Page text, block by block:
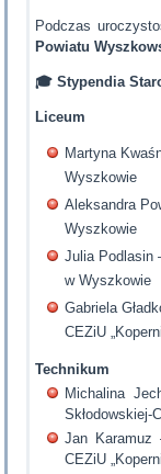
Podczas
Powiatu
🎓 Stypendia
Liceum
Martyna
Wyszkowie
Aleksandra
Wyszkowie
Julia Podlasin
w Wyszkowie
Gabriela
CEZiU
Technikum
Michalina
Skłodowskiej-
Jan Karamuz
CEZiU